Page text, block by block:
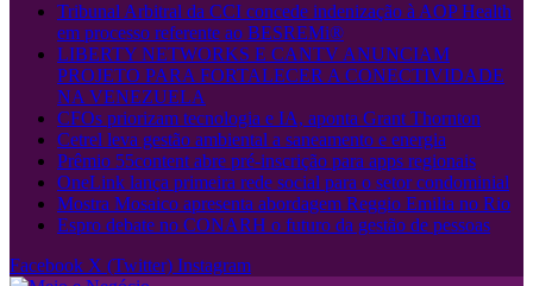
Tribunal Arbitral da CCI concede indenização à AOP Health
em processo referente ao BESREMi®
LIBERTY NETWORKS E CANTV ANUNCIAM
PROJETO PARA FORTALECER A CONECTIVIDADE
NA VENEZUELA
CFOs priorizam tecnologia e IA, aponta Grant Thornton
Cetrel leva gestão ambiental a saneamento e energia
Prêmio 55content abre pré-inscrição para apps regionais
OneLink lança primeira rede social para o setor condominial
Mostra Mosaico apresenta abordagem Reggio Emilia no Rio
Espro debate no CONARH o futuro da gestão de pessoas
Facebook X (Twitter) Instagram